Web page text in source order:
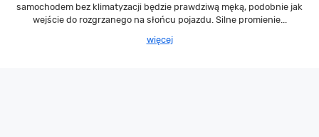
samochodem bez klimatyzacji będzie prawdziwą męką, podobnie jak
wejście do rozgrzanego na słońcu pojazdu. Silne promienie...
więcej